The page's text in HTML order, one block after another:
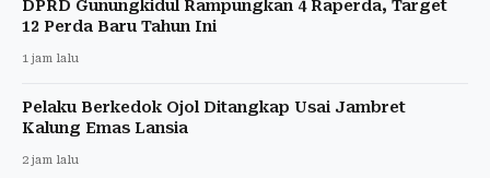
DPRD Gunungkidul Rampungkan 4 Raperda, Target
12 Perda Baru Tahun Ini
1 jam lalu
Pelaku Berkedok Ojol Ditangkap Usai Jambret
Kalung Emas Lansia
2 jam lalu